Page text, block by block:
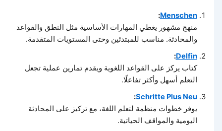
Menschen
:
منهج مشهور يغطي المهارات الأساسية مثل النطق والقواعد
والمحادثة. مناسب للمبتدئين وحتى المستويات المتقدمة.
Delfin
:
كتاب يركز على القواعد اللغوية ويقدم تمارين عملية تجعل
التعلم أسهل وأكثر تفاعلًا.
Schritte Plus Neu
:
يوفر خطوات منظمة لتعلم اللغة، مع تركيز على المحادثة
اليومية والمواقف الحياتية.